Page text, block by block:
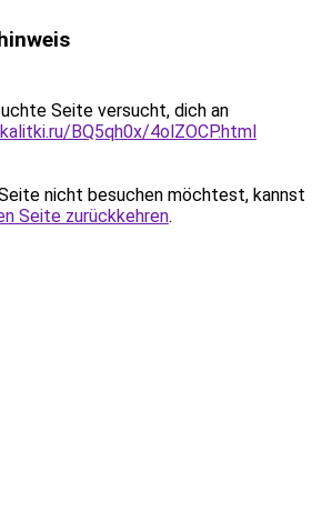
Seite versucht, dich an
BQ5qh0x/4olZOCP.html
nicht besuchen möchtest, kannst
Seite zurückkehren.